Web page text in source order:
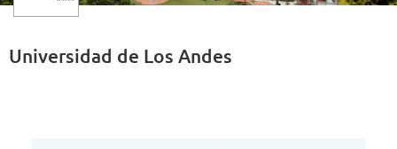
Universidad de Los Andes